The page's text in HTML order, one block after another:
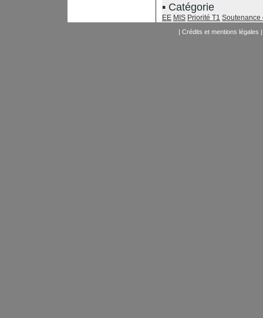
Catégorie
EE MIS Priorité T1 Soutenance
| Crédits et mentions légales